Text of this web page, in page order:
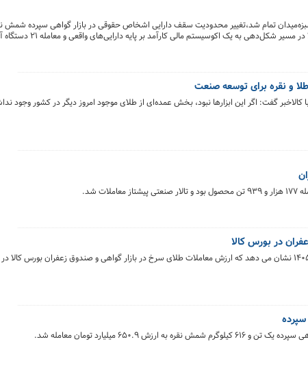
تمام شد،تغییر محدودیت سقف دارایی اشخاص حقوقی در بازار گواهی سپرده شمش
و نقره برای توسعه صنعت
گفت: اگر این ابزارها نبود، بخش عمده‌ای از طلای موجود امروز دیگر در کشور وجود